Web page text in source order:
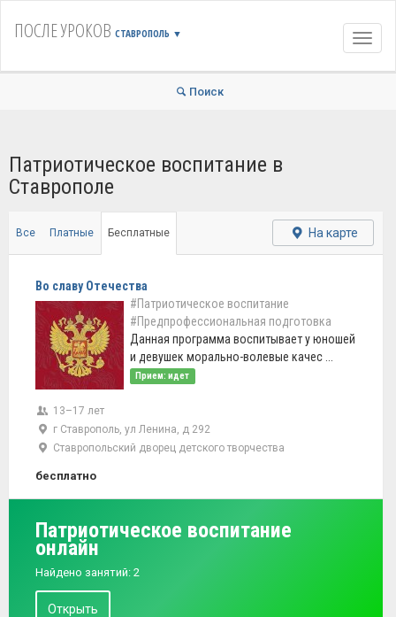
ПОСЛЕ УРОКОВ СТАВРОПОЛЬ ▼
Поиск
Патриотическое воспитание в
Ставрополе
Все Платные Бесплатные На карте
Во славу Отечества
#Патриотическое воспитание
#Предпрофессиональная подготовка
Данная программа воспитывает у юношей
и девушек морально-волевые качес ...
Прием: идет
13–17 лет
г Ставрополь, ул Ленина, д 292
Ставропольский дворец детского творчества
бесплатно
Патриотическое воспитание
онлайн
Найдено занятий: 2
Открыть